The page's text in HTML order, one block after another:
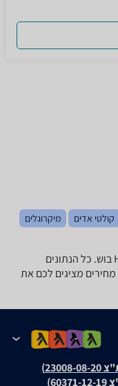
קולטי אדים
מיקרוגלים
לפניכם מפרט טכני של HBF114BR0Y Bosch בוש. כל הנתונים
מציגים לכם את
20)